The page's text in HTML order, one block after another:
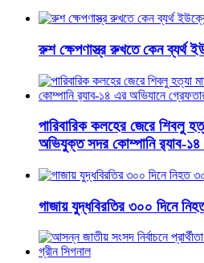
রুশ ক্ষেপণাস্ত্র রুখতে কেন ব্যর্থ
পারিবারিক কলহের জেরে শিবলু
অভিযুক্ত সদর কোম্পানি র‌্যাব-
গাজায় যুদ্ধবিরতির ৩০০ দিনে